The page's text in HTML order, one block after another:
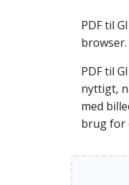
PDF til
browser.
PDF til
nyttigt,
med
brug for